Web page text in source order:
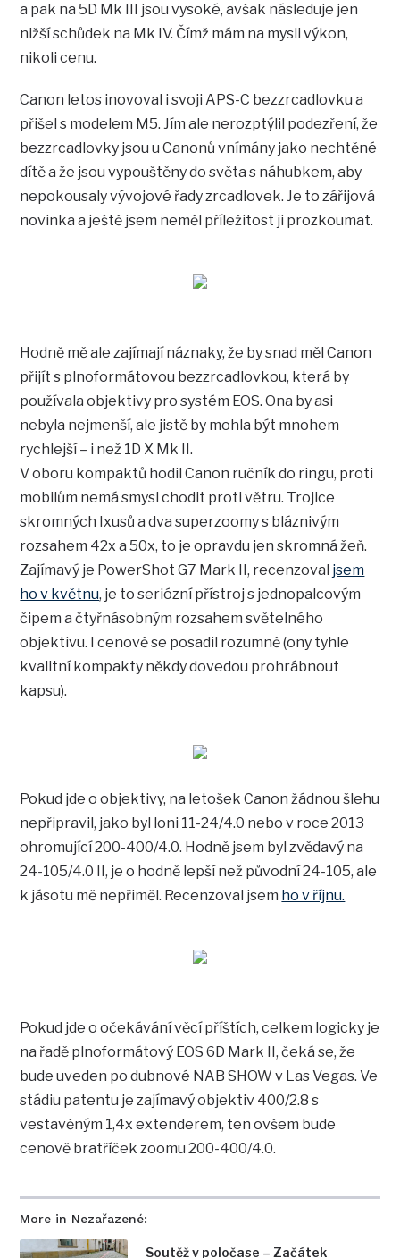
More in Nezařazené:
Soutěž v poločase – Začátek
a pak na 5D Mk III jsou vysoké, avšak následuje jen
nižší schůdek na Mk IV. Čímž mám na mysli výkon,
nikoli cenu.
Canon letos inovoval i svoji APS-C bezzrcadlovku a
přišel s modelem M5. Jím ale nerozptýlil podezření, že
bezzrcadlovky jsou u Canonů vnímány jako nechtěné
dítě a že jsou vypouštěny do světa s náhubkem, aby
nepokousaly vývojové řady zrcadlovek. Je to zářijová
novinka a ještě jsem neměl příležitost ji prozkoumat.
Hodně mě ale zajímají náznaky, že by snad měl Canon
přijít s plnoformátovou bezzrcadlovkou, která by
používala objektivy pro systém EOS. Ona by asi
nebyla nejmenší, ale jistě by mohla být mnohem
rychlejší – i než 1D X Mk II.
V oboru kompaktů hodil Canon ručník do ringu, proti
mobilům nemá smysl chodit proti větru. Trojice
skromných Ixusů a dva superzoomy s bláznivým
rozsahem 42x a 50x, to je opravdu jen skromná žeň.
Zajímavý je PowerShot G7 Mark II, recenzoval jsem
ho v květnu, je to seriózní přístroj s jednopalcovým
čipem a čtyřnásobným rozsahem světelného
objektivu. I cenově se posadil rozumně (ony tyhle
kvalitní kompakty někdy dovedou prohrábnout
kapsu).
Pokud jde o objektivy, na letošek Canon žádnou šlehu
nepřipravil, jako byl loni 11-24/4.0 nebo v roce 2013
ohromující 200-400/4.0. Hodně jsem byl zvědavý na
24-105/4.0 II, je o hodně lepší než původní 24-105, ale
k jásotu mě nepřiměl. Recenzoval jsem ho v říjnu.
Pokud jde o očekávání věcí příštích, celkem logicky je
na řadě plnoformátový EOS 6D Mark II, čeká se, že
bude uveden po dubnové NAB SHOW v Las Vegas. Ve
stádiu patentu je zajímavý objektiv 400/2.8 s
vestavěným 1,4x extenderem, ten ovšem bude
cenově bratříček zoomu 200-400/4.0.